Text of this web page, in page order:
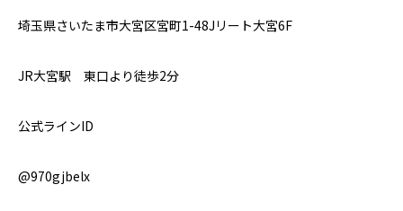
埼玉県さいたま市大宮区宮町1-48Jリート大宮6F
JR大宮駅 東口より徒歩2分
公式ラインID
@970gjbelx